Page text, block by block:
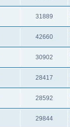
31889
42660
30902
28417
28592
29844